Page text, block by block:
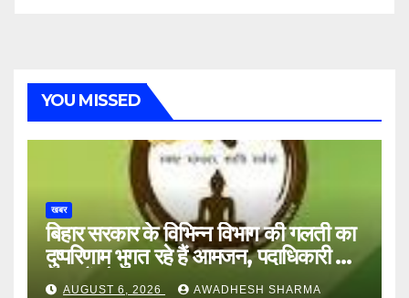
YOU MISSED
खबर
बिहार सरकार के विभिन्न विभाग की गलती का
दुष्परिणाम भुगत रहे हैं आमजन, पदाधिकारी और
अन्य हैं मौन
AUGUST 6, 2026 AWADHESH SHARMA